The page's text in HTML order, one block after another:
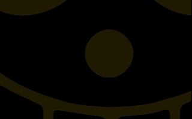
VF750C SUPER MAGNA,
VT750C4, VT750C4 SHADOW,
VT750C5, VT750C5 SHADOW,
VT750C SHADOW 07-UP,
VT750DC BLACK WIDOW 01-
03, VT750DC SPIRIT 07-UP,
VT750C BLACK SPIRIT,